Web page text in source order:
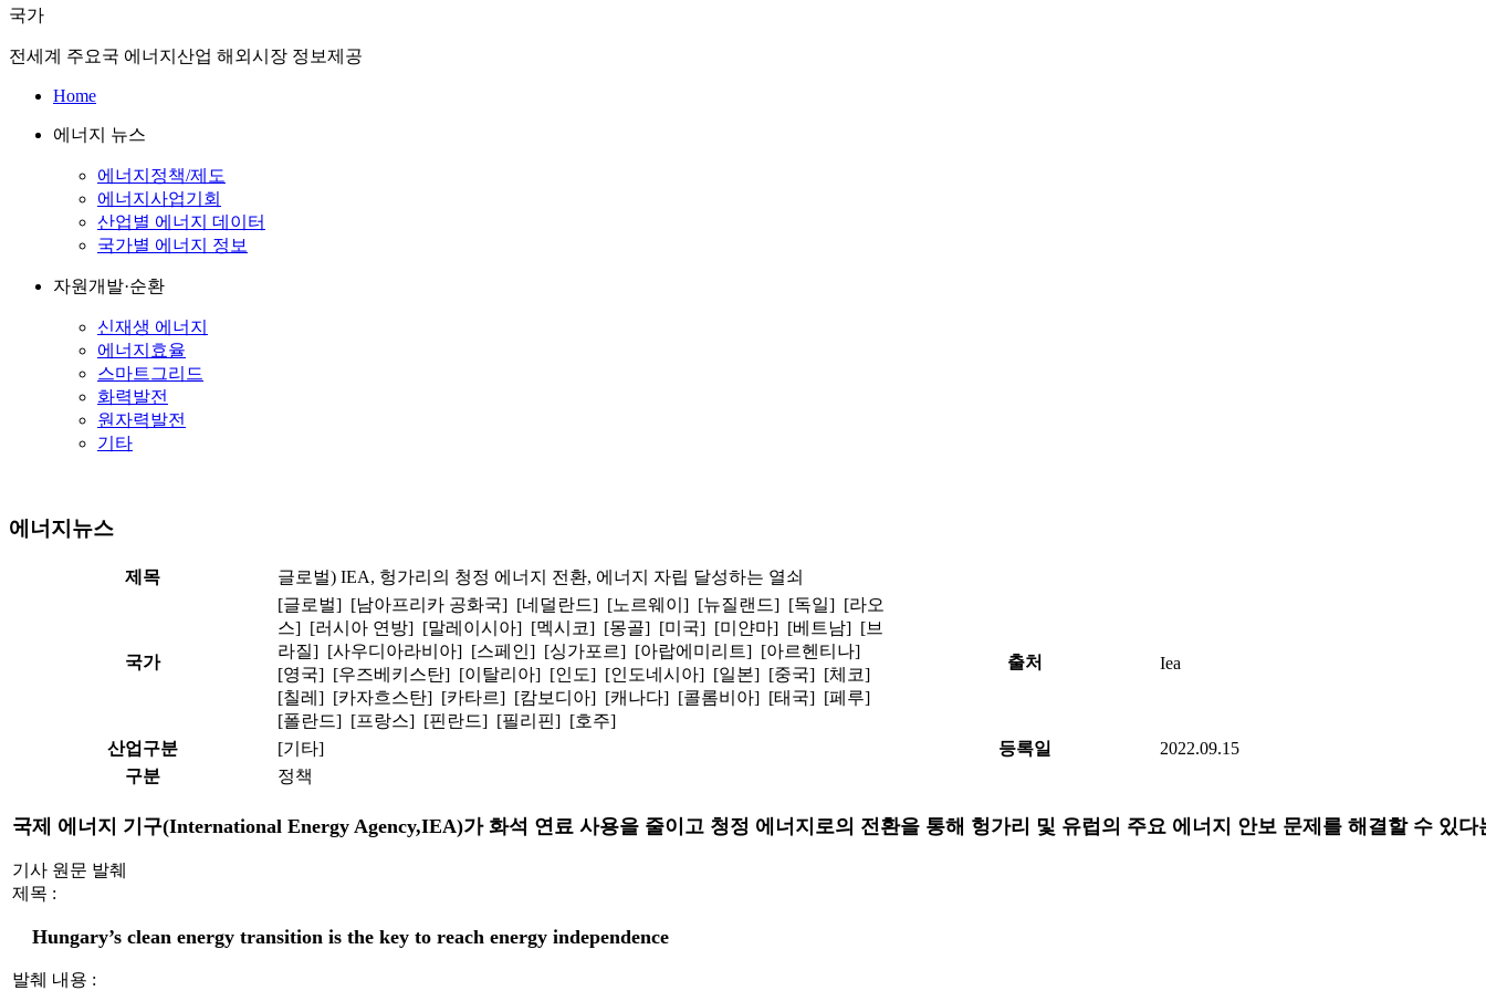
국가
전세계 주요국 에너지산업 해외시장 정보제공
Home
에너지 뉴스
에너지정책/제도
에너지사업기회
산업별 에너지 데이터
국가별 에너지 정보
자원개발·순환
신재생 에너지
에너지효율
스마트그리드
화력발전
원자력발전
기타
에너지뉴스
제목 글로벌) IEA, 헝가리의 청정 에너지 전환, 에너지 자립 달성하는 열쇠
국가
[글로벌] [남아프리카 공화국] [네덜란드] [노르웨이] [뉴질랜드] [독일] [라오
스] [러시아 연방] [말레이시아] [멕시코] [몽골] [미국] [미얀마] [베트남] [브
라질] [사우디아라비아] [스페인] [싱가포르] [아랍에미리트] [아르헨티나]
[영국] [우즈베키스탄] [이탈리아] [인도] [인도네시아] [일본] [중국] [체코]
[칠레] [카자흐스탄] [카타르] [캄보디아] [캐나다] [콜롬비아] [태국] [페루]
[폴란드] [프랑스] [핀란드] [필리핀] [호주]
출처 Iea
산업구분 [기타] 등록일
2022.09.15
구분
정책
국제 에너지 기구(International Energy Agency,IEA)가 화석 연료 사용을 줄이고 청정 에너지로의 전환을 통해 헝가리 및 유럽의 주요 에너지 안보 문제를 해결할 수 있
기사 원문 발췌
제목 :
Hungary’s clean energy transition is the key to reach energy independence
발췌 내용 :